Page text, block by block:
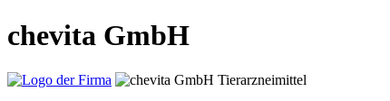
chevita GmbH